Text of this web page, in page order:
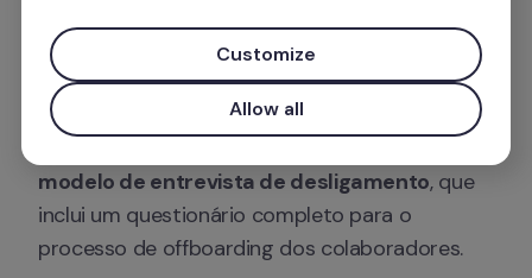
avaliar o que pode ser melhorado e planejar
novas ações para a gestão de talentos.
modelo de entrevista de desligamento, que
inclui um questionário completo para o
processo de offboarding dos colaboradores.
Customize
Allow all